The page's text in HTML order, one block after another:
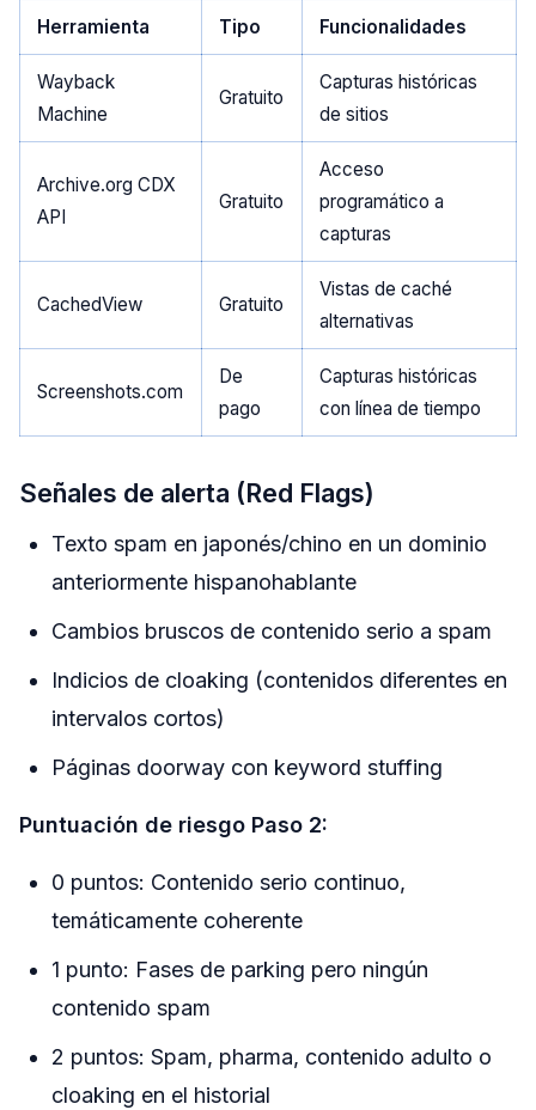
Herramienta Tipo Funcionalidades
Wayback
Machine
Gratuito
Capturas históricas
de sitios
Archive.org CDX
API
Gratuito
Acceso
programático a
capturas
CachedView Gratuito
Vistas de caché
alternativas
Screenshots.com
De
pago
Capturas históricas
con línea de tiempo
Señales de alerta (Red Flags)
Texto spam en japonés/chino en un dominio
anteriormente hispanohablante
Cambios bruscos de contenido serio a spam
Indicios de cloaking (contenidos diferentes en
intervalos cortos)
Páginas doorway con keyword stuffing
Puntuación de riesgo Paso 2:
0 puntos: Contenido serio continuo,
temáticamente coherente
1 punto: Fases de parking pero ningún
contenido spam
2 puntos: Spam, pharma, contenido adulto o
cloaking en el historial